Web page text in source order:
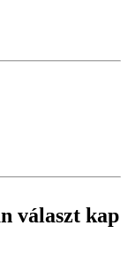
választ kap